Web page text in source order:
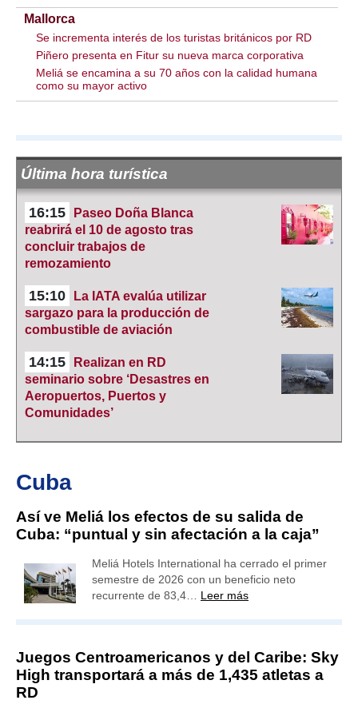
Mallorca
Se incrementa interés de los turistas británicos por RD
Piñero presenta en Fitur su nueva marca corporativa
Meliá se encamina a su 70 años con la calidad humana
como su mayor activo
Última hora turística
16:15
Paseo Doña Blanca
reabrirá el 10 de agosto tras
concluir trabajos de
remozamiento
15:10
La IATA evalúa utilizar
sargazo para la producción de
combustible de aviación
14:15
Realizan en RD
seminario sobre ‘Desastres en
Aeropuertos, Puertos y
Comunidades’
Cuba
Así ve Meliá los efectos de su salida de
Cuba: “puntual y sin afectación a la caja”
Meliá Hotels International ha cerrado el primer
semestre de 2026 con un beneficio neto
recurrente de 83,4… Leer más
Juegos Centroamericanos y del Caribe: Sky
High transportará a más de 1,435 atletas a
RD